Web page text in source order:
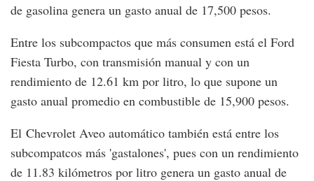
de gasolina genera un gasto anual de 17,500 pesos.
Entre los subcompactos que más consumen está el Ford
Fiesta Turbo, con transmisión manual y con un
rendimiento de 12.61 km por litro, lo que supone un
gasto anual promedio en combustible de 15,900 pesos.
El Chevrolet Aveo automático también está entre los
subcompatcos más 'gastalones', pues con un rendimiento
de 11.83 kilómetros por litro genera un gasto anual de